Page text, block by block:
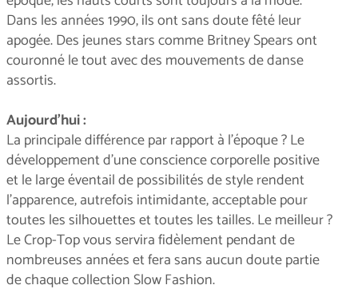
Dans les années 1990, ils ont sans doute fêté leur
apogée. Des jeunes stars comme Britney Spears ont
couronné le tout avec des mouvements de danse
assortis.
Aujourd'hui :
La principale différence par rapport à l'époque ? Le
développement d'une conscience corporelle positive
et le large éventail de possibilités de style rendent
l'apparence, autrefois intimidante, acceptable pour
toutes les silhouettes et toutes les tailles. Le meilleur ?
Le Crop-Top vous servira fidèlement pendant de
nombreuses années et fera sans aucun doute partie
de chaque collection Slow Fashion.